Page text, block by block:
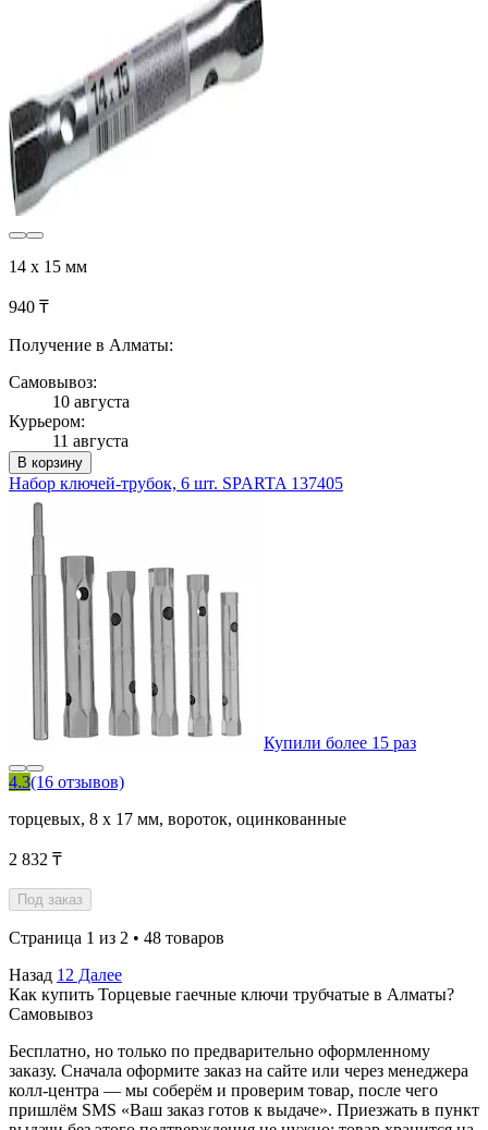
14 х 15 мм
940 ₸
Получение в Алматы:
Самовывоз:
10 августа
Курьером:
11 августа
В корзину
Набор ключей-трубок, 6 шт. SPARTA 137405
Купили более 15 раз
4.3(16 отзывов)
торцевых, 8 х 17 мм, вороток, оцинкованные
2 832 ₸
Под заказ
Страница 1 из 2 • 48 товаров
Назад 12 Далее
Как купить Торцевые гаечные ключи трубчатые в Алматы?
Самовывоз
Бесплатно, но только по предварительно оформленному
заказу. Сначала оформите заказ на сайте или через менеджера
колл-центра — мы соберём и проверим товар, после чего
пришлём SMS «Ваш заказ готов к выдаче». Приезжать в пункт